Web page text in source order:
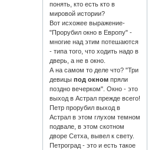
понять, кто есть кто в
мировой истории?
Вот исхожее выражение-
"Прорубил окно в Европу" -
многие над этим потешаются
- типа того, что ходить надо в
дверь, а не в окно.
А на самом то деле что? "Три
девицыпод окном пряли
поздно вечерком". Окно - это
выход в Астрал прежде всего!
Петр прорубил выход в
Астрал в этом глухом темном
подвале, в этом скотном
дворе Сетха, вывел к свету.
Петроград - это и есть такое